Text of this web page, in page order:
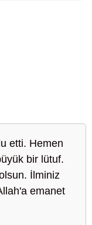
etti. Hemen
bir lütuf.
İlminiz
emanet